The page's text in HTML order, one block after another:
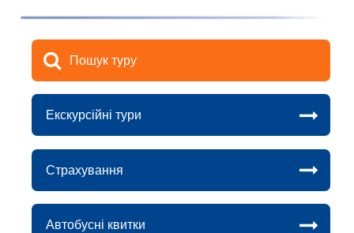
Пошук туру
Екскурсійні тури
Страхування
Автобусні квитки